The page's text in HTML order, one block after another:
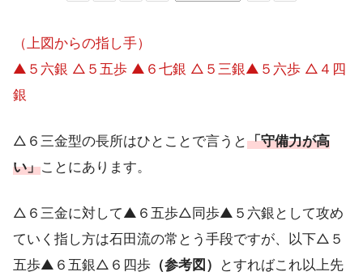
（上図からの指し手）
▲５六銀 △５五歩 ▲６七銀 △５三銀▲５六歩 △４四
銀
△６三金型の長所はひとことで言うと「守備力が高
い」ことにあります。
△６三金に対して▲６五歩△同歩▲５六銀として攻め
ていく指し方は石田流の常とう手段ですが、以下△５
五歩▲６五銀△６四歩 （参考図）
とすればこれ以上先